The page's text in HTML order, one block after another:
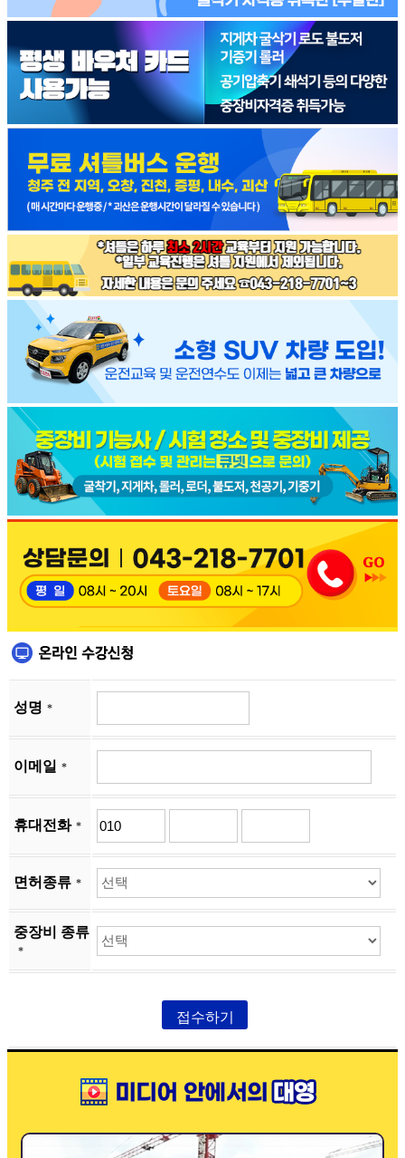
성명 *
이메일 *
휴대전화 *
면허종류 *
중장비 종류
*
접수하기